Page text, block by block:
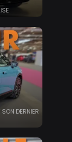
DERNIER